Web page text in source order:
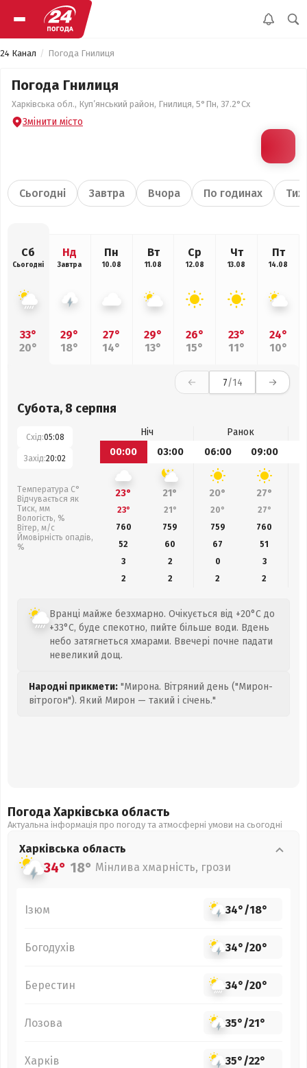
24 Канал Погода Гнилиця
Погода Гнилиця
Харківська обл., Куп’янський район, Гнилиця, 5°Пн, 37.2°Сх
Змінити місто
Сьогодні Завтра Вчора По годинах
Сб
Сьогодні
33°
20°
Нд
Завтра
29°
18°
Пн
10.08
27°
14°
Вт
11.08
29°
13°
Ср
12.08
26°
15°
Чт
13.08
23°
11°
Пт
14.08
24°
10°
7/14
Субота, 8 серпня
Схід:05:08
Захід:20:02
Температура С°
Відчувається як
Тиск, мм
Вологість, %
Вітер, м/с
Ймовірність опадів,
%
Ніч
Ранок
00:00
03:00 06:00 09:00
23° 21° 20° 27°
23° 21° 20° 27°
760
759 759 760
52
60 67 51
3
2 0
3
2
2 2 2
Вранці майже безхмарно. Очікується від +20°C до
+33°C, буде спекотно, пийте більше води. Вдень
небо затягнеться хмарами. Ввечері почне падати
невеликий дощ.
Народні прикмети: "Мирона. Вітряний день ("Мирон-
вітрогон"). Який Мирон — такий і січень."
Погода Харківська область
Актуальна інформація про погоду та атмосферні умови на сьогодні
Харківська область
34° 18° Мінлива хмарність, грози
Ізюм 34°/18°
Богодухів 34°/20°
Берестин 34°/20°
Лозова 35°/21°
Харків 35°/22°